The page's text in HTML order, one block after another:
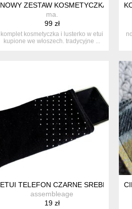
NOWY ZESTAW KOSMETYCZKA
ma.
99 zł
komplet kosmetyczka i lusterko w etui
kupione we włoszech. tradycyjne ...
ETUI TELEFON CZARNE SREBRNE
assembleage
19 zł